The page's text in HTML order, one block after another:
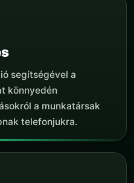
segítségével a
könnyedén
a munkatársak
telefonjukra.